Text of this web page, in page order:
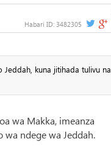
Habari ID: 3482305
kuna jitihada tulivu na
wa Makka, imeanza
ndege wa Jeddah.